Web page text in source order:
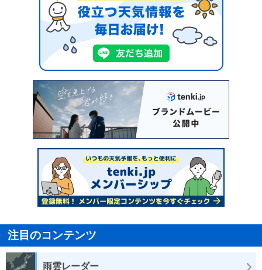
注目のコンテンツ
雨雲レーダー